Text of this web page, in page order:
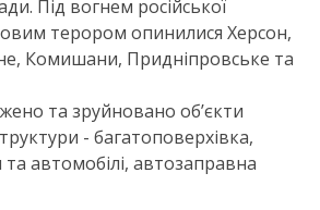
Під вогнем російської
терором опинилися Херсон,
Комишани, Придніпровське та
та зруйновано обʼєкти
- багатоповерхівка,
автомобілі, автозаправна